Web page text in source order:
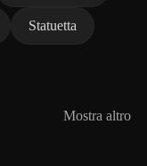
Statuetta
Mostra altro